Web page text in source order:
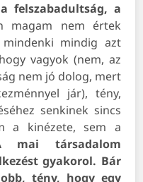
felszabadultság, a
magam nem értek
mindig azt
vagyok (nem, az
nem jó dolog, mert
jár), tény,
senkinek sincs
a kinézete, sem a
mai társadalom
gyakorol. Bár
tény, hogy egy